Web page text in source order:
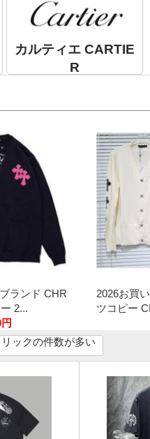
カルティエ CARTIE
R
ランド CHR
2...
2026お買
ツコピー
リックの件数が多い